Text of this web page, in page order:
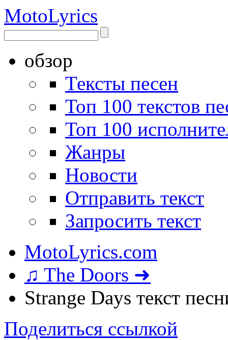
MotoLyrics
обзор
Тексты песен
Топ 100 текстов
Топ 100
Жанры
Новости
Отправить текст
Запросить текст
MotoLyrics.com
♫ The Doors ➜
Strange Days текст
Поделиться ссылкой